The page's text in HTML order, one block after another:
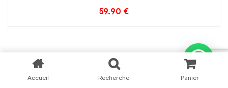
59.90 €
Accueil Recherche Panier